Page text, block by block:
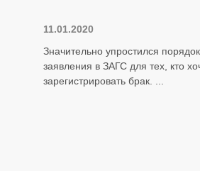
11.01.2020
Значительно упростился
заявления в ЗАГС для тех, кто
зарегистрировать брак. ...